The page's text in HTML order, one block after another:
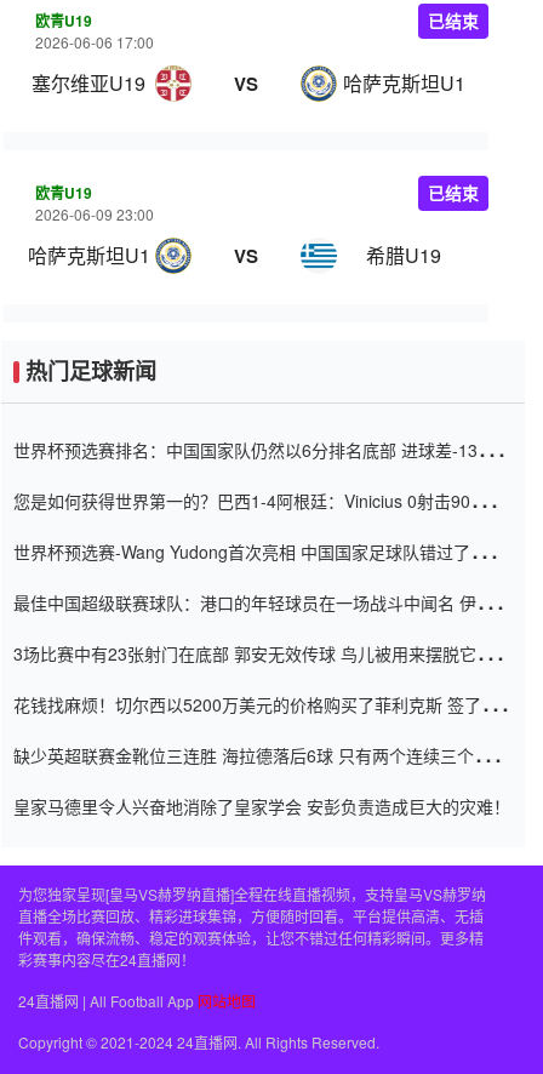
欧青U19
2026-06-06 17:00
塞尔维亚U19 VS 哈萨克斯坦U19
已结束
欧青U19
2026-06-09 23:00
哈萨克斯坦U19 VS 希腊U19
已结束
热门足球新闻
世界杯预选赛排名：中国国家队仍然以6分排名底部 进球差-13令人
您是如何获得世界第一的？巴西1-4阿根廷：Vinicius 0射击90分钟
世界杯预选赛-Wang Yudong首次亮相 中国国家足球队错过了世界
最佳中国超级联赛球队：港口的年轻球员在一场战斗中闻名 伊万放
3场比赛中有23张射门在底部 郭安无效传球 鸟儿被用来摆脱它
花钱找麻烦！切尔西以5200万美元的价格购买了菲利克斯 签了7年
缺少英超联赛金靴位三连胜 海拉德落后6球 只有两个连续三个连续
皇家马德里令人兴奋地消除了皇家学会 安彭负责造成巨大的灾难！
为您独家呈现[皇马VS赫罗纳直播]全程在线直播视频，支持皇马VS赫罗纳
直播全场比赛回放、精彩进球集锦，方便随时回看。平台提供高清、无插
件观看，确保流畅、稳定的观赛体验，让您不错过任何精彩瞬间。更多精
彩赛事内容尽在24直播网！
24直播网 | All Football App 网站地图
Copyright © 2021-2024 24直播网. All Rights Reserved.